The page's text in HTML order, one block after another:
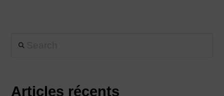
Search
Articles récents